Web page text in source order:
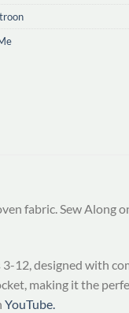
fabric. Sew Along
12, designed with
making it the
YouTube.